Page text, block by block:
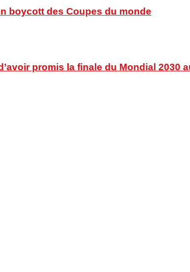
boycott des Coupes du monde
promis la finale du Mondial 2030